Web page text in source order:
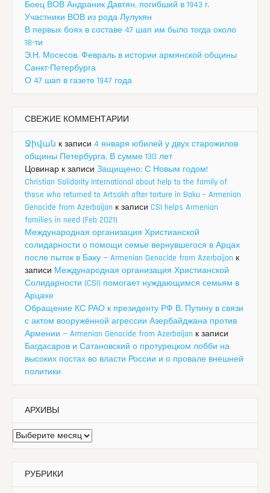
Боец ВОВ Андраник Давтян, погибший в 1943 г.
Участники ВОВ из рода Лулукян
В первых боях в составе 47 шап им было тогда около
18-ти
Э.Н. Мосесов. Февраль в истории армянской общины
Санкт-Петербурга
О 47 шап в газете 1947 года
СВЕЖИЕ КОММЕНТАРИИ
Ջիվան к записи 4 января юбилей у двух старожилов
общины Петербурга. В сумме 130 лет
Цовинар к записи Защищено: С Новым годом!
Christian Solidarity International about help to the family of
those who returned to Artsakh after torture in Baku – Armenian
Genocide from Azerbaijan к записи CSI helps Armenian
families in need (Feb 2021)
Международная организация Христианской
солидарности о помощи семье вернувшегося в Арцах
после пыток в Баку — Armenian Genocide from Azerbaijan к
записи Международная организация Христианской
Солидарности (CSI) помогает нуждающимся семьям в
Арцахе
Обращение КС РАО к президенту РФ В. Путину в связи
с актом вооружённой агрессии Азербайджана против
Армении — Armenian Genocide from Azerbaijan к записи
Багдасаров и Сатановский о протурецком лобби на
высоких постах во власти России и о провале внешней
политики
АРХИВЫ
Архивы
РУБРИКИ